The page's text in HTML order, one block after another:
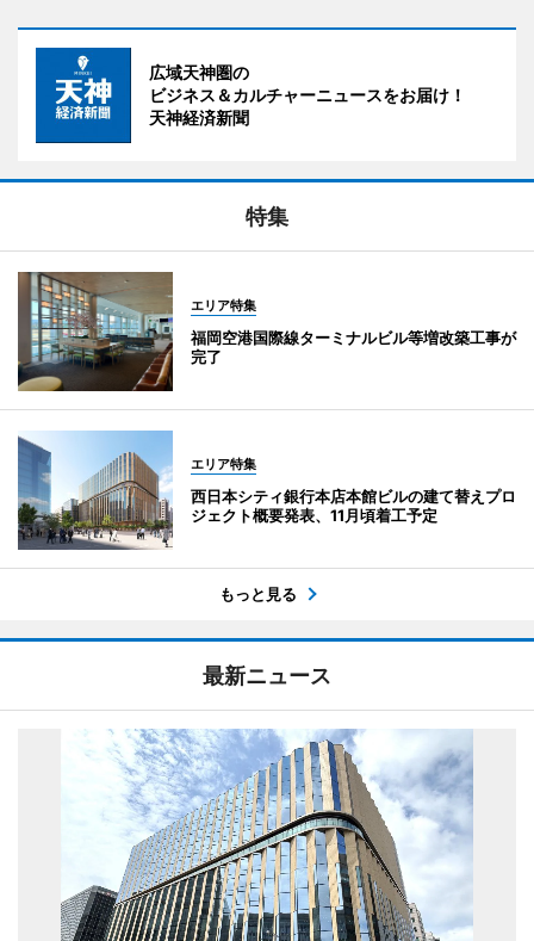
広域天神圏の
ビジネス＆カルチャーニュースをお届け！
天神経済新聞
特集
エリア特集
福岡空港国際線ターミナルビル等増改築工事が
完了
エリア特集
西日本シティ銀行本店本館ビルの建て替えプロ
ジェクト概要発表、11月頃着工予定
もっと見る
最新ニュース